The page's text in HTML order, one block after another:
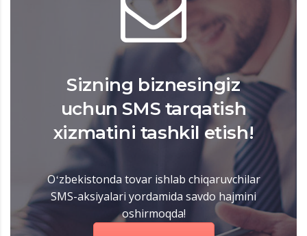
Sizning biznesingiz
uchun SMS tarqatish
xizmatini tashkil etish!
Oʻzbekistonda tovar ishlab chiqaruvchilar
SMS-aksiyalari yordamida savdo hajmini
oshirmoqda!